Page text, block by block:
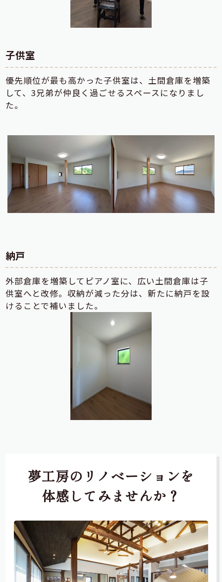
子供室
優先順位が最も高かった子供室は、土間倉庫を増築
して、3兄弟が仲良く過ごせるスペースになりまし
た。
納戸
外部倉庫を増築してピアノ室に、広い土間倉庫は子
供室へと改修。収納が減った分は、新たに納戸を設
けることで補いました。
夢工房のリノベーションを
体感してみませんか？